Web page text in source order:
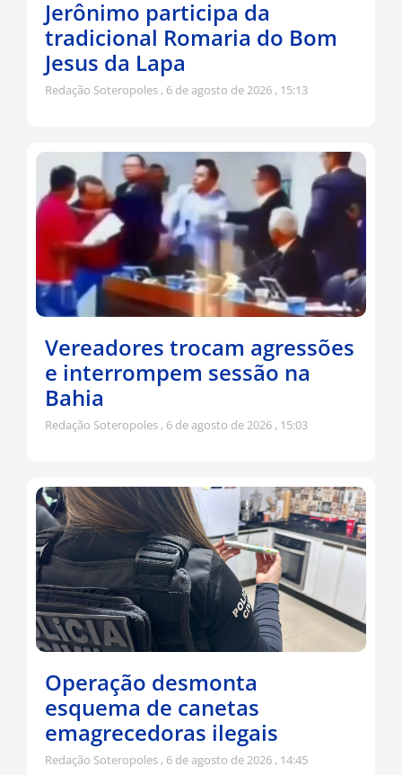
Jerônimo participa da
tradicional Romaria do Bom
Jesus da Lapa
Redação Soteropoles 6 de agosto de 2026 15:13
Vereadores trocam agressões
e interrompem sessão na
Bahia
Redação Soteropoles 6 de agosto de 2026 15:03
Operação desmonta
esquema de canetas
emagrecedoras ilegais
Redação Soteropoles 6 de agosto de 2026 14:45